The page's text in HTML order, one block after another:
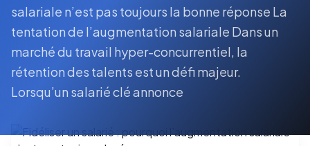
salariale n’est pas toujours la bonne réponse La
tentation de l’augmentation salariale Dans un
marché du travail hyper-concurrentiel, la
rétention des talents est un défi majeur.
Lorsqu’un salarié clé annonce